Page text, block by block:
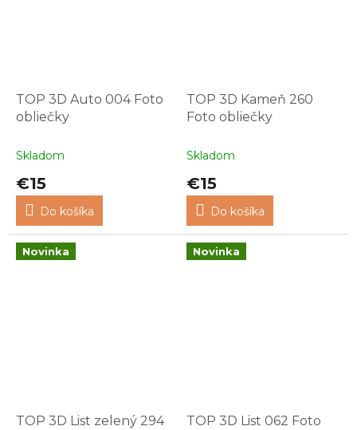
TOP 3D Auto 004 Foto
obliečky
Skladom
€15
Do košíka
TOP 3D Kameň 260
Foto obliečky
Skladom
€15
Do košíka
Novinka
TOP 3D List zelený 294
Novinka
TOP 3D List 062 Foto